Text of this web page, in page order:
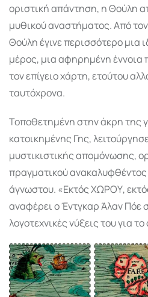
οριστική απάντηση, η Θούλη
μυθικού αναστήματος. Από
Θούλη έγινε περισσότερο μια
μέρος, μια αφηρημένη
τον επίγειο χάρτη, ετούτου
ταυτόχρονα.
Τοποθετημένη στην άκρη της
κατοικημένης Γης,
μυστικιστικής απομόνωσης,
πραγματικού
άγνωστου. «Εκτός ΧΩΡΟΥ,
αναφέρει ο Έντγκαρ Άλαν Πόε
λογοτεχνικές νύξεις του για το